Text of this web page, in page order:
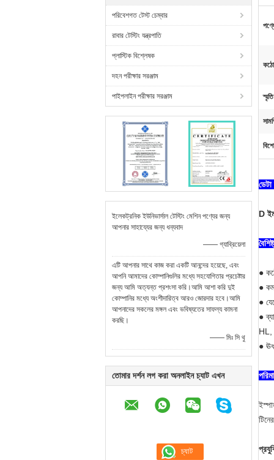
পরিবেশগত টেস্ট চেম্বার
রাবার টেস্টিং যন্ত্রপাতি
প্লাস্টিক বিশ্লেষক
দহন পরীক্ষার সরঞ্জাম
পাইপলাইন পরীক্ষার সরঞ্জাম
ইলেকট্রনিক ইউনিভার্সাল টেস্টিং মেশিন পণ্যের জন্য
আপনার সাহায্যের জন্য ধন্যবাদ
—— গ্যাব্রিয়েলা
এটি আপনার সাথে কাজ করা একটি আনন্দের হয়েছে, এবং
আপনি আমাদের কোম্পানিগুলির মধ্যে সহযোগিতার প্রচেষ্টার
জন্য আমি অত্যন্ত প্রশংসা করি।আমি আশা করি দুই
কোম্পানির মধ্যে অংশীদারিত্ব আরও জোরদার হবে।আমি
আপনাদের সকলের মঙ্গল এবং ভবিষ্যতের সাফল্য কামনা
করছি।
—— মিঃ সি থু
তোমার দর্শন লগ করা অনলাইন চ্যাট এখন
ডেটা
D
●
●
●
●​
HL,
●